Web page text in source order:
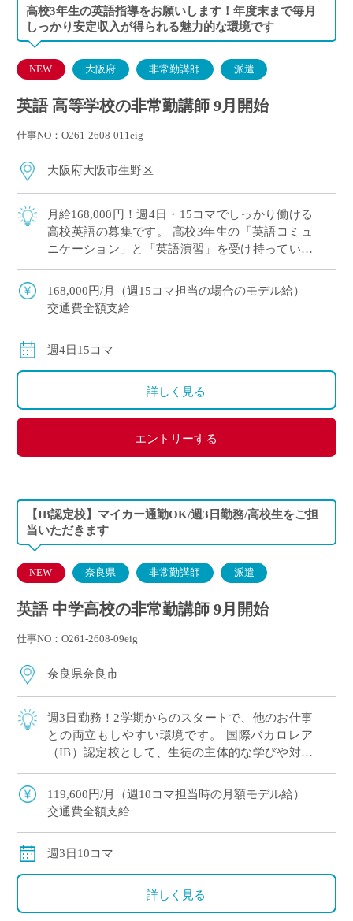
高校3年生の英語指導をお願いします！年度末まで毎月
しっかり安定収入が得られる魅力的な環境です
NEW 大阪府 非常勤講師 派遣
英語 高等学校の非常勤講師 9月開始
仕事NO：O261-2608-011eig
大阪府大阪市生野区
月給168,000円！週4日・15コマでしっかり働ける
高校英語の募集です。 高校3年生の「英語コミュ
ニケーション」と「英語演習」を受け持っていた
だきます。 英語に少し苦手意識を持っている生徒
も多いため、基礎からスモールス […]
168,000円/月（週15コマ担当の場合のモデル給）
交通費全額支給
週4日15コマ
詳しく見る
エントリーする
【IB認定校】マイカー通勤OK/週3日勤務/高校生をご担
当いただきます
NEW 奈良県 非常勤講師 派遣
英語 中学高校の非常勤講師 9月開始
仕事NO：O261-2608-09eig
奈良県奈良市
週3日勤務！2学期からのスタートで、他のお仕事
との両立もしやすい環境です。 国際バカロレア
（IB）認定校として、生徒の主体的な学びや対話
を大切にしている学校です。 素直で真面目な生徒
が多く、とても落ち着いた雰囲気の中で授 […]
119,600円/月（週10コマ担当時の月額モデル給）
交通費全額支給
週3日10コマ
詳しく見る